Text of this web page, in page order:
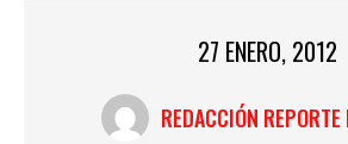
27 ENERO, 2012
REDACCIÓN REPORTE